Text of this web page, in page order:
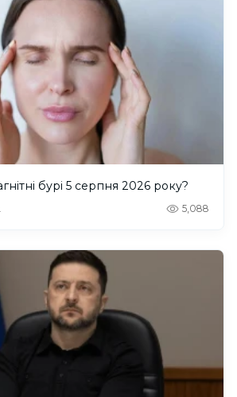
бурі 5 серпня 2026 року?
5,088